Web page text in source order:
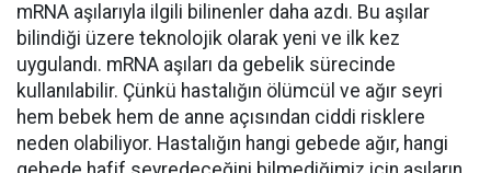
mRNA aşılarıyla ilgili bilinenler daha azdı. Bu aşılar
bilindiği üzere teknolojik olarak yeni ve ilk kez
uygulandı. mRNA aşıları da gebelik sürecinde
kullanılabilir. Çünkü hastalığın ölümcül ve ağır seyri
hem bebek hem de anne açısından ciddi risklere
neden olabiliyor. Hastalığın hangi gebede ağır, hangi